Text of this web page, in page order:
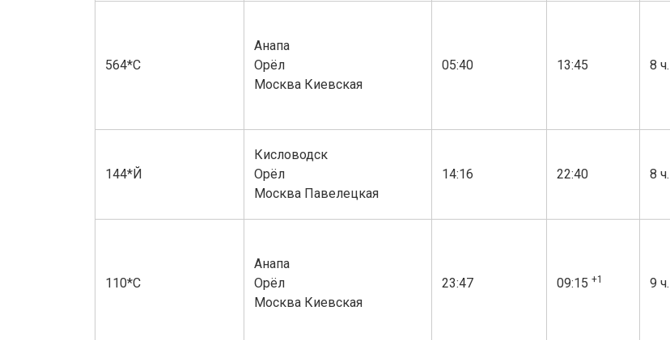
564*С
Анапа
Орёл
Москва Киевская
05:40 13:45 8
144*Й
Кисловодск
Орёл
Москва Павелецкая
14:16 22:40 8
110*С
Анапа
Орёл
Москва Киевская
23:47 09:15 +1 9